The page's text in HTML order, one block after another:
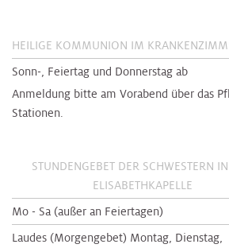
HEILIGE KOMMUNION IM
Sonn-, Feiertag und Donnerstag ab
Anmeldung bitte am Vorabend über das
Stationen.
STUNDENGEBET DER SCHWESTERN
ELISABETHKAPELLE
Mo - Sa (außer an Feiertagen)
Laudes (Morgengebet) Montag, Dienstag,